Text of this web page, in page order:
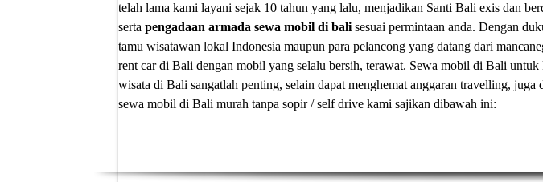
telah lama kami layani sejak 10 tahun yang lalu, menjadikan Santi Bali exis dan
serta pengadaan armada sewa mobil di bali sesuai permintaan anda. Dengan
tamu wisatawan lokal Indonesia maupun para pelancong yang datang dari
rent car di Bali dengan mobil yang selalu bersih, terawat. Sewa mobil di Bali untuk
wisata di Bali sangatlah penting, selain dapat menghemat anggaran travelling,
sewa mobil di Bali murah tanpa sopir/ self drive kami sajikan dibawah ini: